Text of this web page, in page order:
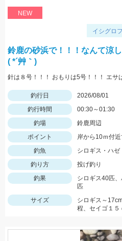
NEW
イシグロ
鈴鹿の砂浜で！！！なんて涼
( *´艸｀)
針は８号！！！ おもりは5号！！！ エサ
釣行日
2026/08/01
釣行時間
00:30～01:30
釣場
鈴鹿周辺
ポイント
岸から10ｍ付
釣魚
シロギス・ハ
釣り方
投げ釣り
釣果
シロギス40匹
匹
サイズ
シロギス～
程、セイゴ１５